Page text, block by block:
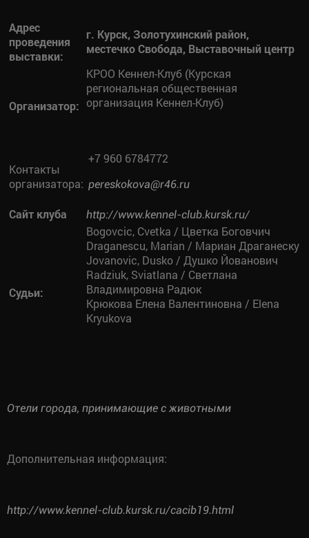
Адрес
проведения
выставки:
г. Курск, Золотухинский район,
местечко Свобода, Выставочный центр
Организатор:
КРОО Кеннел-Клуб (Курская
региональная общественная
организация Кеннел-Клуб)
Контакты
организатора:
+7 960 6784772
pereskokova@r46.ru
Сайт клуба http://www.kennel-club.kursk.ru/
Судьи:
Bogovcic, Cvetka / Цветка Боговчич
Draganescu, Marian / Мариан Драганеску
Jovanovic, Dusko / Душко Йованович
Radziuk, Sviatlana / Светлана
Владимировна Радюк
Крюкова Елена Валентиновна / Elena
Kryukova
Отели города, принимающие с животными
Дополнительная информация:
http://www.kennel-club.kursk.ru/cacib19.html